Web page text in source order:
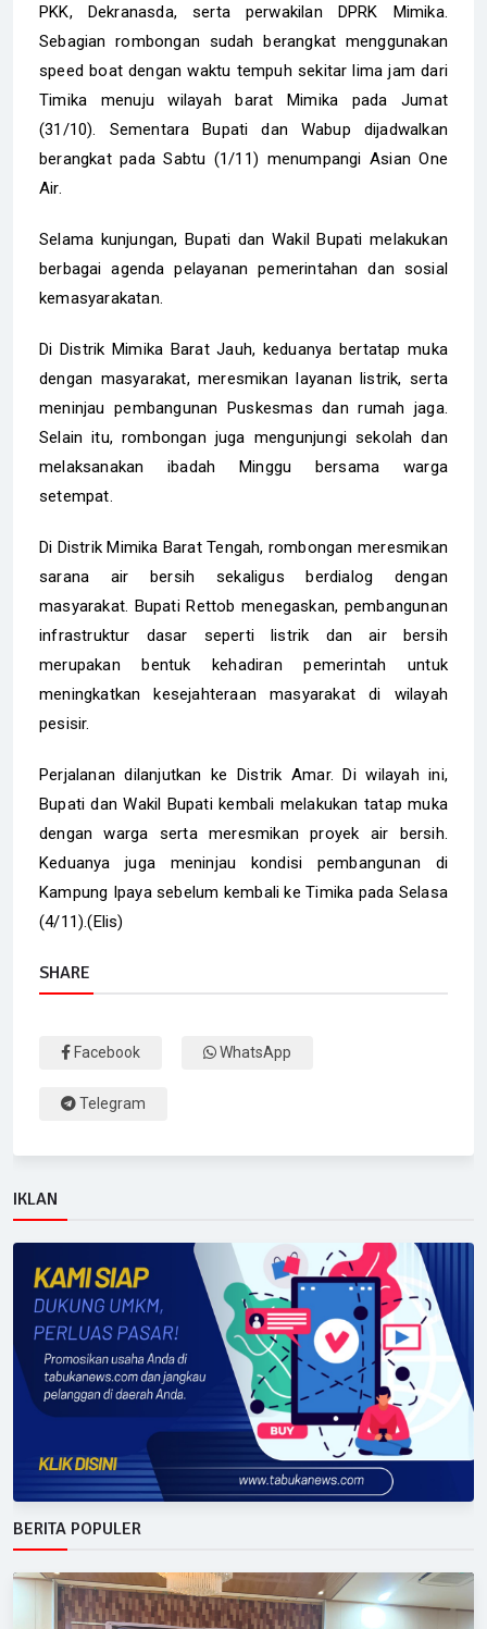
PKK, Dekranasda, serta perwakilan DPRK Mimika.
Sebagian rombongan sudah berangkat menggunakan
speed boat dengan waktu tempuh sekitar lima jam dari
Timika menuju wilayah barat Mimika pada Jumat
(31/10). Sementara Bupati dan Wabup dijadwalkan
berangkat pada Sabtu (1/11) menumpangi Asian One
Air.
Selama kunjungan, Bupati dan Wakil Bupati melakukan
berbagai agenda pelayanan pemerintahan dan sosial
kemasyarakatan.
Di Distrik Mimika Barat Jauh, keduanya bertatap muka
dengan masyarakat, meresmikan layanan listrik, serta
meninjau pembangunan Puskesmas dan rumah jaga.
Selain itu, rombongan juga mengunjungi sekolah dan
melaksanakan ibadah Minggu bersama warga
setempat.
Di Distrik Mimika Barat Tengah, rombongan meresmikan
sarana air bersih sekaligus berdialog dengan
masyarakat. Bupati Rettob menegaskan, pembangunan
infrastruktur dasar seperti listrik dan air bersih
merupakan bentuk kehadiran pemerintah untuk
meningkatkan kesejahteraan masyarakat di wilayah
pesisir.
Perjalanan dilanjutkan ke Distrik Amar. Di wilayah ini,
Bupati dan Wakil Bupati kembali melakukan tatap muka
dengan warga serta meresmikan proyek air bersih.
Keduanya juga meninjau kondisi pembangunan di
Kampung Ipaya sebelum kembali ke Timika pada Selasa
(4/11).(Elis)
SHARE
Facebook WhatsApp
Telegram
IKLAN
BERITA POPULER